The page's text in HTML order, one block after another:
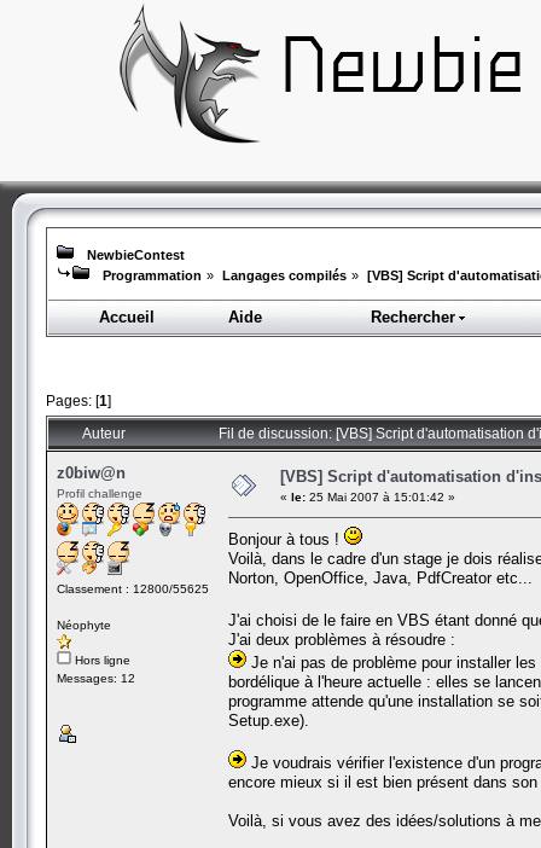
NewbieContest
Programmation » Langages compilés » [VBS] Script
Accueil Aide Rechercher
Pages: [1]
Auteur Fil de discussion: [VBS] Script d'automatisation
z0biw@n
Profil challenge
Classement : 12800/55625
Néophyte
Hors ligne
Messages: 12
[VBS] Script d'automatisation
« le: 25 Mai 2007 à 15:01:42 »
Bonjour à tous !
Voilà, dans le cadre d'un stage je dois
Norton, OpenOffice, Java, PdfCreator etc...
J'ai choisi de le faire en VBS étant donné
J'ai deux problèmes à résoudre :
Je n'ai pas de problème pour installer
bordélique à l'heure actuelle : elles se
programme attende qu'une installation se
Setup.exe).
Je voudrais vérifier l'existence d'un
encore mieux si il est bien présent dans
Voilà, si vous avez des idées/solutions à